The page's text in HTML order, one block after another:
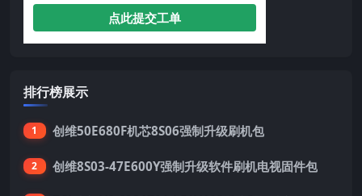
点此提交工单
排行榜展示
1 创维50E680F机芯8S06强制升级刷机包
2 创维8S03-47E600Y强制升级软件刷机电视固件包